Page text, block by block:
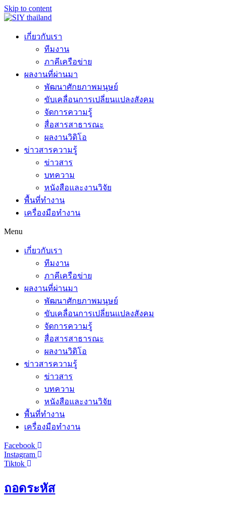
Skip to content
เกี่ยวกับเรา
ทีมงาน
ภาคีเครือข่าย
ผลงานที่ผ่านมา
พัฒนาศักยภาพมนุษย์
ขับเคลื่อนการเปลี่ยนแปลงสังคม
จัดการความรู้
สื่อสารสาธารณะ
ผลงานวิดิโอ
ข่าวสารความรู้
ข่าวสาร
บทความ
หนังสือและงานวิจัย
พื้นที่ทำงาน
เครื่องมือทำงาน
Menu
เกี่ยวกับเรา
ทีมงาน
ภาคีเครือข่าย
ผลงานที่ผ่านมา
พัฒนาศักยภาพมนุษย์
ขับเคลื่อนการเปลี่ยนแปลงสังคม
จัดการความรู้
สื่อสารสาธารณะ
ผลงานวิดิโอ
ข่าวสารความรู้
ข่าวสาร
บทความ
หนังสือและงานวิจัย
พื้นที่ทำงาน
เครื่องมือทำงาน
Facebook
Instagram
Tiktok
ถอดระหัส